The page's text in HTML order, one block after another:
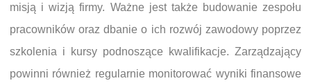
misją i wizją firmy. Ważne jest także budowanie zespołu
pracowników oraz dbanie o ich rozwój zawodowy poprzez
szkolenia i kursy podnoszące kwalifikacje. Zarządzający
powinni również regularnie monitorować wyniki finansowe